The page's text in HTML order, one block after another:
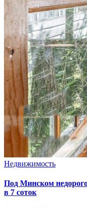
Недвижимость
Под Минском
в 7 соток